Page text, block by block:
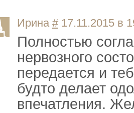
Ирина # 17.11.2015 в
Полностью
нервозного
передается и
будто делает
впечатления.